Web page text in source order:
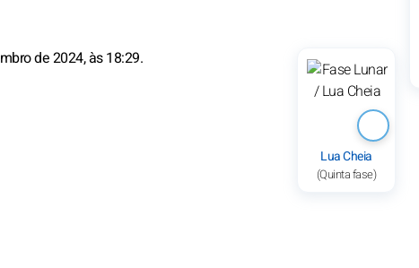
Lua Cheia
(Quinta fase)
de 2024, às 18:29.